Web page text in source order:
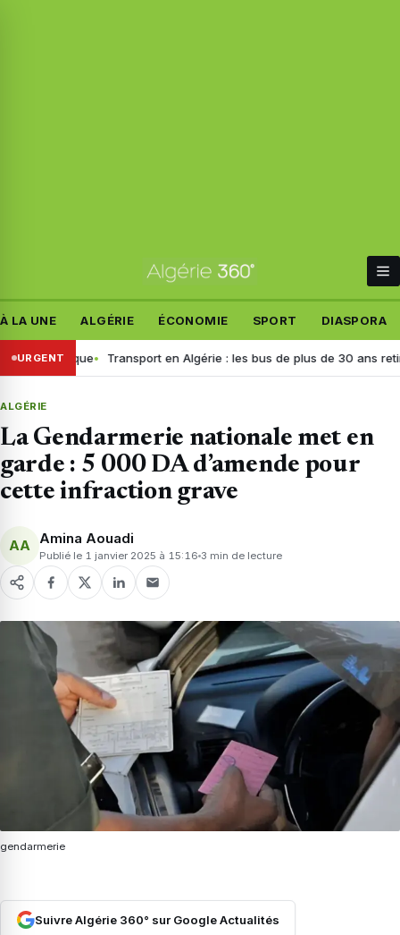
À LA UNE ALGÉRIE ÉCONOMIE SPORT DIASPORA
URGENTTransport en Algérie : les bus de plus de 30 ans retirés, voici
ALGÉRIE
La Gendarmerie nationale met en
garde : 5 000 DA d’amende pour
cette infraction grave
AA Amina Aouadi
Publié le 1 janvier 2025 à 15:16 3 min de lecture
gendarmerie
Suivre Algérie 360° sur Google Actualités